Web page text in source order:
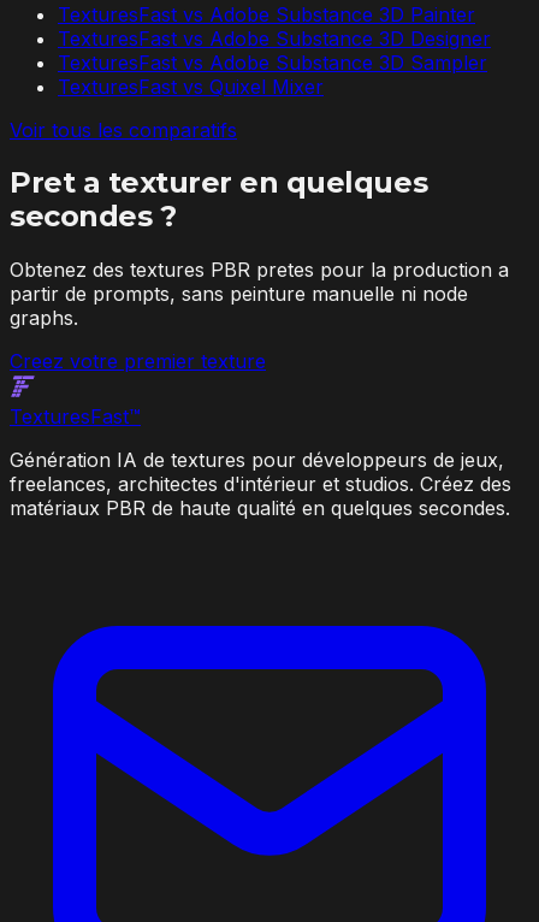
TexturesFast vs Adobe Substance 3D Painter
TexturesFast vs Adobe Substance 3D Designer
TexturesFast vs Adobe Substance 3D Sampler
TexturesFast vs Quixel Mixer
Voir tous les comparatifs
Pret a texturer en quelques
secondes ?
Obtenez des textures PBR pretes pour la production a
partir de prompts, sans peinture manuelle ni node
graphs.
Creez votre premier texture
TexturesFast™
Génération IA de textures pour développeurs de jeux,
freelances, architectes d'intérieur et studios. Créez des
matériaux PBR de haute qualité en quelques secondes.